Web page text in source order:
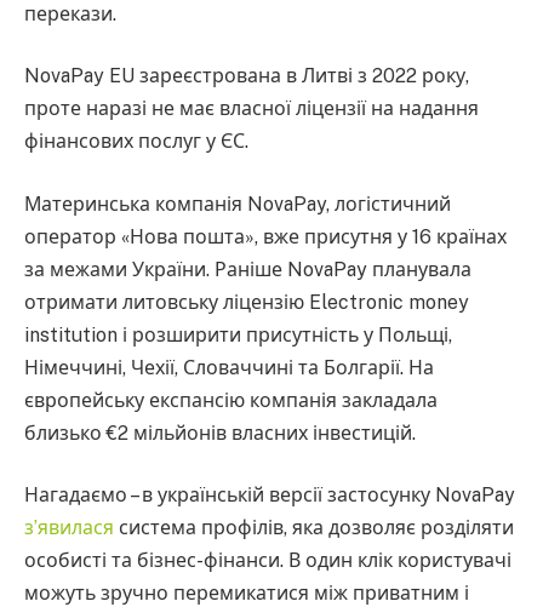
перекази.
NovaPay EU зареєстрована в Литві з 2022 року,
проте наразі не має власної ліцензії на надання
фінансових послуг у ЄС.
Материнська компанія NovaPay, логістичний
оператор «Нова пошта», вже присутня у 16 країнах
за межами України. Раніше NovaPay планувала
отримати литовську ліцензію Electronic money
institution і розширити присутність у Польщі,
Німеччині, Чехії, Словаччині та Болгарії. На
європейську експансію компанія закладала
близько €2 мільйонів власних інвестицій.
Нагадаємо – в українській версії застосунку NovaPay
з’явилася система профілів, яка дозволяє розділяти
особисті та бізнес-фінанси. В один клік користувачі
можуть зручно перемикатися між приватним і